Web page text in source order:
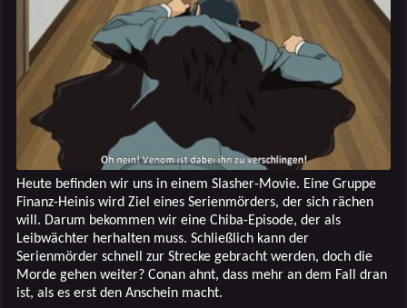
Heute befinden wir uns in einem Slasher-Movie. Eine Gruppe
Finanz-Heinis wird Ziel eines Serienmörders, der sich rächen
will. Darum bekommen wir eine Chiba-Episode, der als
Leibwächter herhalten muss. Schließlich kann der
Serienmörder schnell zur Strecke gebracht werden, doch die
Morde gehen weiter? Conan ahnt, dass mehr an dem Fall dran
ist, als es erst den Anschein macht.